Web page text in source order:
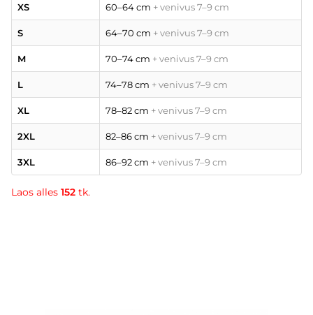
XS 60–64 cm + venivus 7–9 cm
S 64–70 cm + venivus 7–9 cm
M 70–74 cm + venivus 7–9 cm
L 74–78 cm + venivus 7–9 cm
XL 78–82 cm + venivus 7–9 cm
2XL 82–86 cm + venivus 7–9 cm
3XL 86–92 cm + venivus 7–9 cm
Laos alles 152 tk.